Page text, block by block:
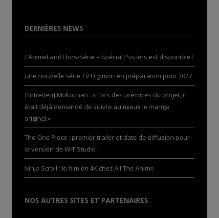
DERNIÈRES NEWS
L’AnimeLand Hors-Série – Spécial Posters est disponible !
Une nouvelle série TV Digimon en préparation pour 2027
[Entretien] Mokochan : « Lors des prémices du projet, il
était déjà demandé de suivre au mieux le manga
originel.»
The One Piece : premier trailer et date de diffusion pour
la version de WIT Studio !
Ninja Scroll : le film en 4K chez All The Anime
NOS AUTRES SITES ET PARTENAIRES